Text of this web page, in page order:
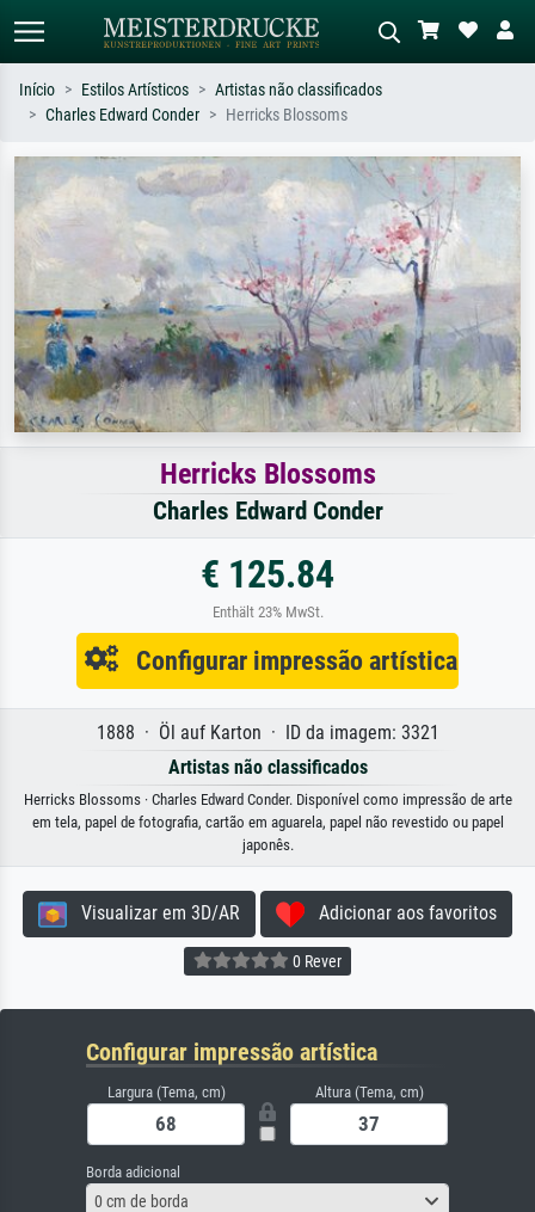
Pesquise por artista, título ou estilo –
ex: Monet, Noite Estrelada,
impressionismo, onda de Hokusai, nu.
Descreva a cena – ex: prado verde,
abstrato com muito vermelho, pintura
a óleo escura, nu em pé ao lado de
uma árvore.
Início Estilos Artísticos
Artistas não classificados
Charles Edward Conder
Herricks Blossoms
Herricks Blossoms
Charles Edward Conder
€ 125.84
Enthält 23% MwSt.
Configurar impressão artística
1888 · Öl auf Karton · ID da imagem: 3321
Artistas não classificados
Herricks Blossoms · Charles Edward Conder. Disponível como impressão de arte
em tela, papel de fotografia, cartão em aguarela, papel não revestido ou papel
japonês.
Visualizar em 3D/AR Adicionar aos favoritos
0 Rever
Configurar impressão artística
Largura (Tema, cm) Altura (Tema, cm)
Borda adicional
0 cm de borda